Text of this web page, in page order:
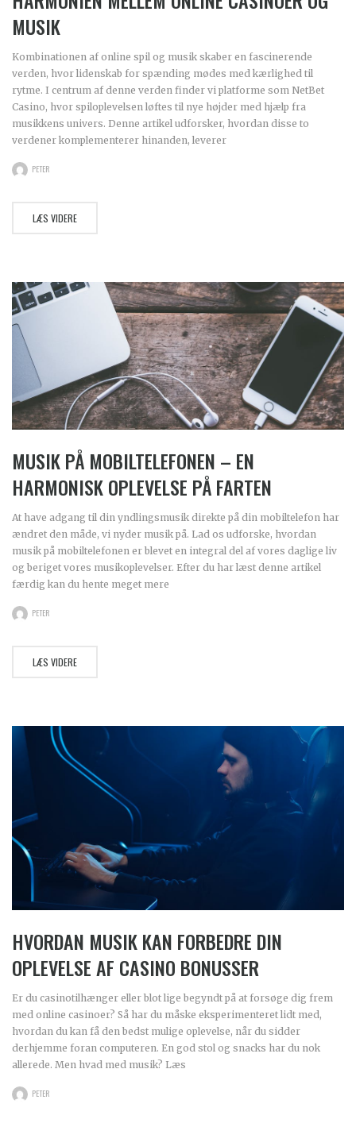
MUSIK
Kombinationen af online spil og musik skaber en fascinerende
verden, hvor lidenskab for spænding mødes med kærlighed til
rytme. I centrum af denne verden finder vi platforme som NetBet
Casino, hvor spiloplevelsen løftes til nye højder med hjælp fra
musikkens univers. Denne artikel udforsker, hvordan disse to
verdener komplementerer hinanden, leverer
PETER
LÆS VIDERE
MUSIK PÅ MOBILTELEFONEN – EN
HARMONISK OPLEVELSE PÅ FARTEN
At have adgang til din yndlingsmusik direkte på din mobiltelefon har
ændret den måde, vi nyder musik på. Lad os udforske, hvordan
musik på mobiltelefonen er blevet en integral del af vores daglige liv
og beriget vores musikoplevelser. Efter du har læst denne artikel
færdig kan du hente meget mere
PETER
LÆS VIDERE
HVORDAN MUSIK KAN FORBEDRE DIN
OPLEVELSE AF CASINO BONUSSER
Er du casinotilhænger eller blot lige begyndt på at forsøge dig frem
med online casinoer? Så har du måske eksperimenteret lidt med,
hvordan du kan få den bedst mulige oplevelse, når du sidder
derhjemme foran computeren. En god stol og snacks har du nok
allerede. Men hvad med musik? Læs
PETER